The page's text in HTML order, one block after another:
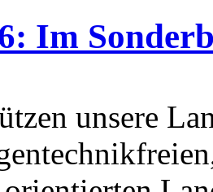
Im
unsere